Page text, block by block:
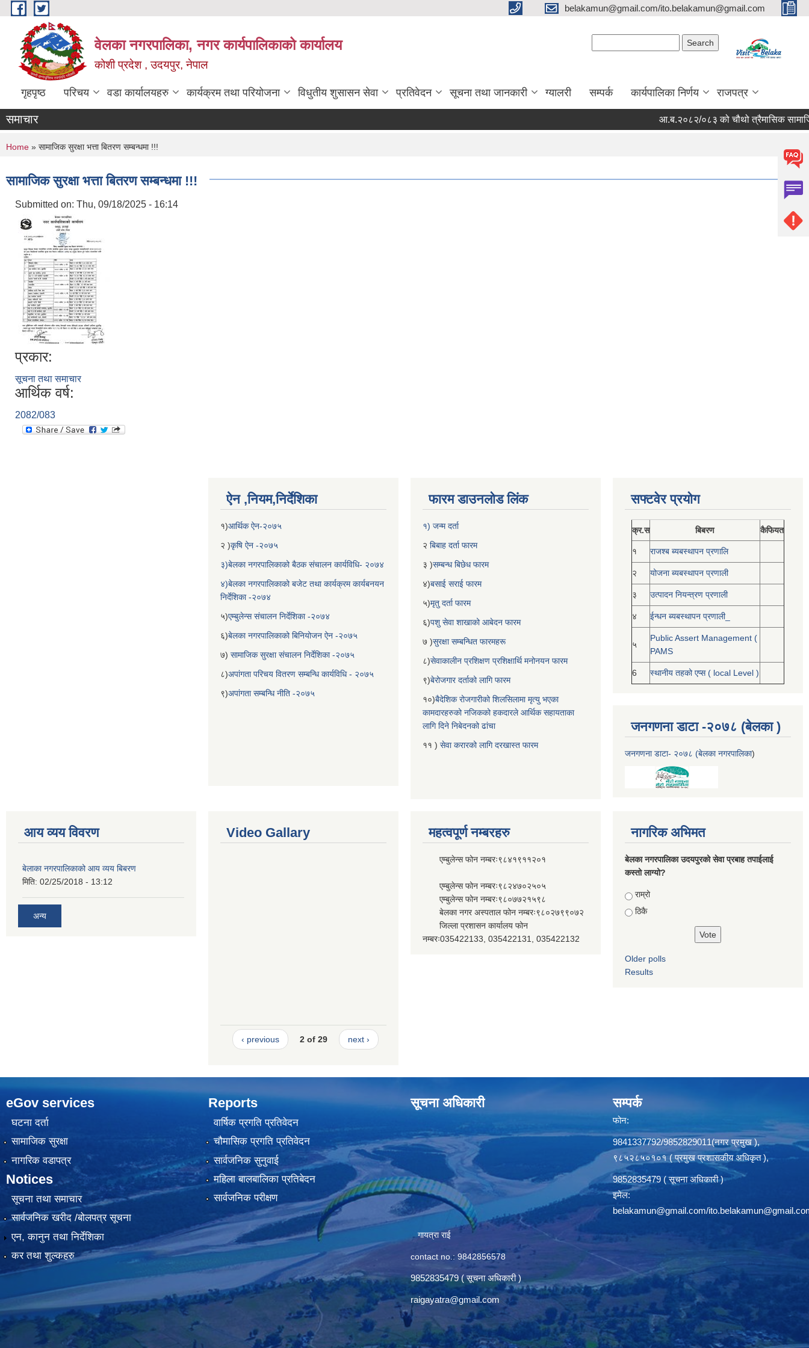
Skip to main content belakamun@gmail.com/ito.belakamun@gmail.com
वेलका नगरपालिका, नगर कार्यपालिकाको कार्यालय
कोशी प्रदेश , उदयपुर, नेपाल
गृहपृष्ठ परिचय वडा कार्यालयहरु कार्यक्रम तथा परियोजना विधुतीय शुसासन सेवा प्रतिवेदन सूचना तथा जानकारी ग्यालरी सम्पर्क कार्यपालिका निर्णय राजपत्र
समाचार आ.ब.२०८२/०८३ को चौथो त्रैमासिक सामाजिक
You are here
Home » सामाजिक सुरक्षा भत्ता बितरण सम्बन्धमा !!!
सामाजिक सुरक्षा भत्ता बितरण सम्बन्धमा !!!
Submitted on: Thu, 09/18/2025 - 16:14
प्रकार:
सूचना तथा समाचार
आर्थिक वर्ष:
2082/083
ऐन ,नियम,निर्देशिका
१)आर्थिक ऐन-२०७५
२ )कृषि ऐन -२०७५
३)बेलका नगरपालिकाको बैठक संचालन कार्यविधि- २०७४
४)बेलका नगरपालिकाको बजेट तथा कार्यक्रम कार्यबनयन
निर्देशिका -२०७४
५)एम्बुलेन्स संचालन निर्देशिका -२०७४
६)बेलका नगरपालिकाको बिनियोजन ऐन -२०७५
७) सामाजिक सुरक्षा संचालन निर्देशिका -२०७५
८)अपांगता परिचय वितरण सम्बन्धि कार्यविधि - २०७५
९)अपांगता सम्बन्धि नीति -२०७५
फारम डाउनलोड लिंक
१) जन्म दर्ता
२ बिबाह दर्ता फारम
३ )सम्बन्ध बिछेध फारम
४)बसाई सराई फारम
५)मृतु दर्ता फारम
६)पशु सेवा शाखाको आबेदन फारम
७ )सुरक्षा सम्बन्धित फारमहरू
८)सेवाकालीन प्रशिक्षण प्रशिक्षार्थि मनोनयन फारम
९)बेरोजगार दर्ताको लागि फारम
१०)बैदेशिक रोजगारीको शिलसिलामा मृत्यु भएका
कामदारहरुको नजिकको हकदारले आर्थिक सहायताका
लागि दिने निबेदनको ढांचा
११ ) सेवा करारको लागि दरखास्त फारम
सफ्टवेर प्रयोग
क्र.स बिबरण कैफियत
१ राजश्ब ब्यबस्थापन प्रणालि
२ योजना ब्यबस्थापन प्रणाली
३ उत्पादन नियन्त्रण प्रणाली
४ ईन्धन ब्यबस्थापन प्रणाली_
५
Public Assert Management (
PAMS
6 स्थानीय तहको एप्स ( local Level )
जनगणना डाटा -२०७८ (बेलका )
जनगणना डाटा- २०७८ (बेलका नगरपालिका)
आय व्यय विवरण
बेलाका नगरपालिकाको आय व्यय बिबरण
मिति: 02/25/2018 - 13:12
अन्य
Video Gallary
‹ previous 2 of 29 next ›
महत्वपूर्ण नम्बरहरु
एम्बुलेन्स फोन नम्बरः९८४१९११२०१
एम्बुलेन्स फोन नम्बरः९८२४७०२५०५
एम्बुलेन्स फोन नम्बरः९८०७७२१५९८
बेलका नगर अस्पताल फोन नम्बरः९८०२७९९०७२
जिल्ला प्रशासन कार्यालय फोन
नम्बरः035422133, 035422131, 035422132
नागरिक अभिमत
बेलका नगरपालिका उदयपुरको सेवा प्रबाह तपाईलाई
कस्तो लाग्यो?
Choices
राम्रो
ठिकै
Older polls
Results
eGov services
घटना दर्ता
सामाजिक सुरक्षा
नागरिक वडापत्र
Notices
सूचना तथा समाचार
सार्वजनिक खरीद /बोलपत्र सूचना
एन, कानुन तथा निर्देशिका
कर तथा शुल्कहरु
Reports
वार्षिक प्रगति प्रतिवेदन
चौमासिक प्रगति प्रतिवेदन
सार्वजनिक सुनुवाई
महिला बालबालिका प्रतिबेदन
सार्वजनिक परीक्षण
सूचना अधिकारी
गायत्रा राई
contact no.: 9842856578
9852835479 ( सूचना अधिकारी )
raigayatra@gmail.com
सम्पर्क
फोन:
9841337792/9852829011(नगर प्रमुख ),
९८५२८५०१०१ ( प्रमुख प्रशासकीय अधिकृत ),
9852835479 ( सूचना अधिकारी )
इमेल:
belakamun@gmail.com/